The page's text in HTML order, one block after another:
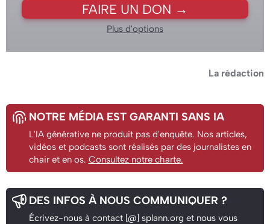
FAIRE UN DON →
Plus d'options
La rédaction
NOTRE MÉDIA EST GARANTI SANS IA
L'IA générative ne produit pas d'enquête. Nos articles,
vidéos et podcasts sont réalisés par des journalistes en
chair et en os. Consultez notre charte.
DES INFOS À NOUS COMMUNIQUER ?
Écrivez-nous à contact [@] splann.org et nous vous